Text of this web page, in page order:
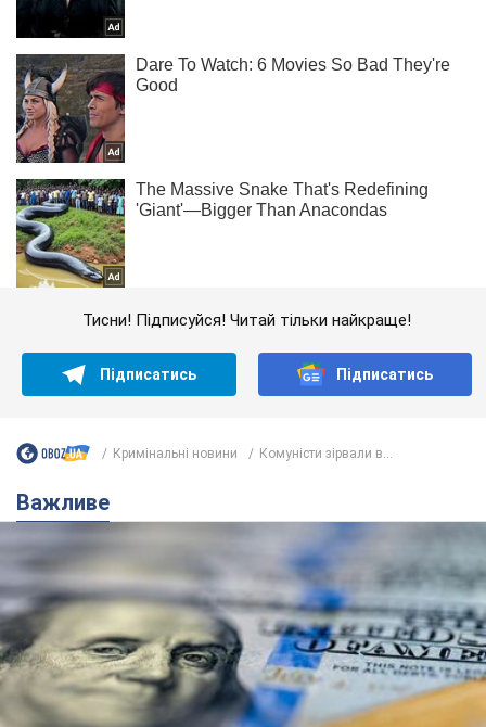
Тисни! Підписуйся! Читай тільки найкраще!
Підписатись Підписатись
Кримінальні новини Комуністи зірвали в...
Важливе